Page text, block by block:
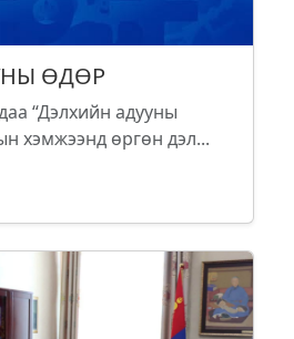
ӨДӨР
“Дэлхийн адууны
хэмжээнд өргөн дэл...